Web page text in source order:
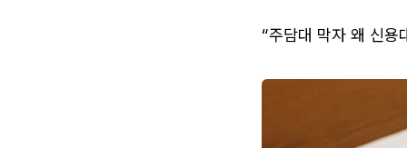
“주담대 막자 왜 신용